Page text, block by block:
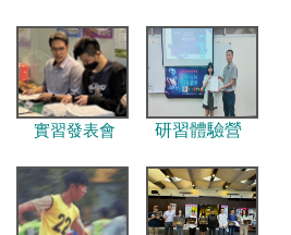
實習發表會 研習體驗營